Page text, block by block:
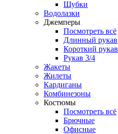
Шубки
Водолазки
Джемперы
Посмотреть всё
Длинный рукав
Короткий рукав
Рукав 3/4
Жакеты
Жилеты
Кардиганы
Комбинезоны
Костюмы
Посмотреть всё
Брючные
Офисные